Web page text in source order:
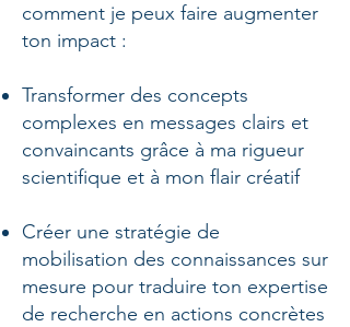
comment je peux faire augmenter
ton impact :
Transformer des concepts
complexes en messages clairs et
convaincants grâce à ma rigueur
scientifique et à mon flair créatif
Créer une stratégie de
mobilisation des connaissances sur
mesure pour traduire ton expertise
de recherche en actions concrètes